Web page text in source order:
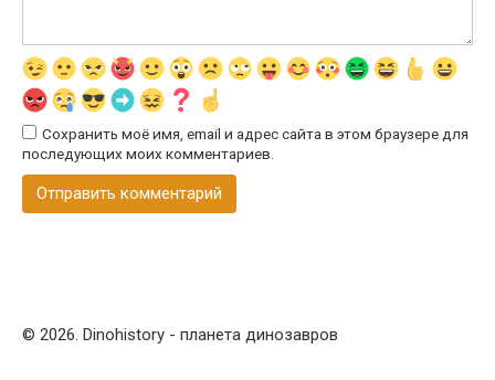
Сохранить моё имя, email и адрес сайта в этом браузере для
последующих моих комментариев.
© 2026. Dinohistory - планета динозавров